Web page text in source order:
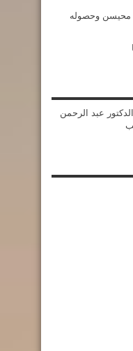
محيسن وحصوله
عبد الرحمن